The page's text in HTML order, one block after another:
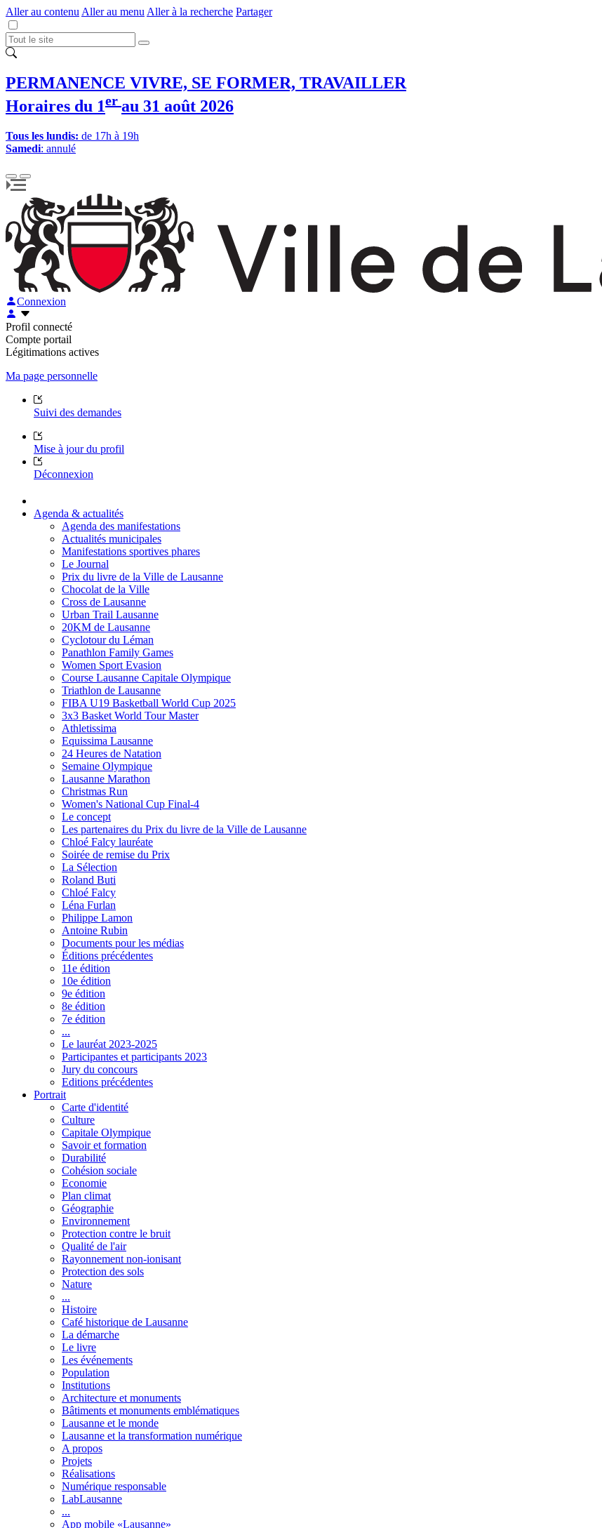
Aller au contenu Aller au menu Aller à la recherche Partager
PERMANENCE VIVRE, SE FORMER, TRAVAILLER
Horaires du 1er au 31 août 2026
Tous les lundis: de 17h à 19h
Samedi: annulé
Connexion
Profil connecté
Compte portail
Légitimations actives
Ma page personnelle
Suivi des demandes
Mise à jour du profil
Déconnexion
Agenda & actualités
Agenda des manifestations
Actualités municipales
Manifestations sportives phares
Le Journal
Prix du livre de la Ville de Lausanne
Chocolat de la Ville
Cross de Lausanne
Urban Trail Lausanne
20KM de Lausanne
Cyclotour du Léman
Panathlon Family Games
Women Sport Evasion
Course Lausanne Capitale Olympique
Triathlon de Lausanne
FIBA U19 Basketball World Cup 2025
3x3 Basket World Tour Master
Athletissima
Equissima Lausanne
24 Heures de Natation
Semaine Olympique
Lausanne Marathon
Christmas Run
Women's National Cup Final-4
Le concept
Les partenaires du Prix du livre de la Ville de Lausanne
Chloé Falcy lauréate
Soirée de remise du Prix
La Sélection
Roland Buti
Chloé Falcy
Léna Furlan
Philippe Lamon
Antoine Rubin
Documents pour les médias
Éditions précédentes
11e édition
10e édition
9e édition
8e édition
7e édition
...
Le lauréat 2023-2025
Participantes et participants 2023
Jury du concours
Editions précédentes
Portrait
Carte d'identité
Culture
Capitale Olympique
Savoir et formation
Durabilité
Cohésion sociale
Economie
Plan climat
Géographie
Environnement
Protection contre le bruit
Qualité de l'air
Rayonnement non-ionisant
Protection des sols
Nature
...
Histoire
Café historique de Lausanne
La démarche
Le livre
Les événements
Population
Institutions
Architecture et monuments
Bâtiments et monuments emblématiques
Lausanne et le monde
Lausanne et la transformation numérique
A propos
Projets
Réalisations
Numérique responsable
LabLausanne
...
App mobile «Lausanne»